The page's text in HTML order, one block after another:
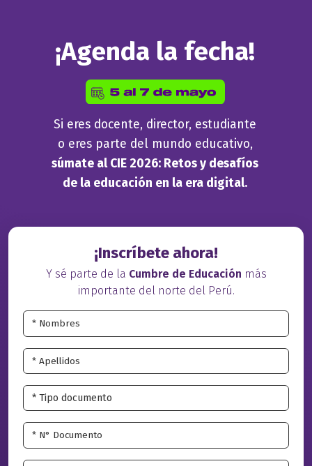
¡Agenda la fecha!
Si eres docente, director, estudiante
o eres parte del mundo educativo,
súmate al CIE 2026: Retos y desafíos
de la educación en la era digital.
¡Inscríbete ahora!
Y sé parte de la Cumbre de Educación más
importante del norte del Perú.